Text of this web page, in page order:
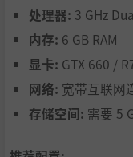
在 Blockbuster Inc.
动了吗？
处理器: 3 GHz
内存: 6 GB RAM
显卡: GTX 660 /
网络: 宽带互联网
存储空间: 需要 5